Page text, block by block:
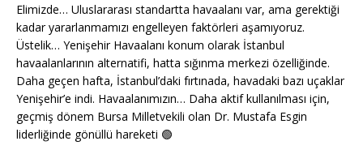
Elimizde… Uluslararası standartta havaalanı var, ama gerektiği
kadar yararlanmamızı engelleyen faktörleri aşamıyoruz.
Üstelik… Yenişehir Havaalanı konum olarak İstanbul
havaalanlarının alternatifi, hatta sığınma merkezi özelliğinde.
Daha geçen hafta, İstanbul’daki fırtınada, havadaki bazı uçaklar
Yenişehir’e indi. Havaalanımızın… Daha aktif kullanılması için,
geçmiş dönem Bursa Milletvekili olan Dr. Mustafa Esgin
liderliğinde gönüllü hareketi 🟢